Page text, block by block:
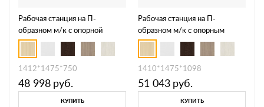
Рабочая станция на П-
образном м/к с опорной
тумбой 40БП.РС-СТП-2.1
1412*1475*750
48 998 руб.
КУПИТЬ
Рабочая станция на П-
образном м/к с опорным
шкафом-купе 40БП.РС-
СШК-2.1 Т
1410*1475*1098
51 043 руб.
КУПИТЬ